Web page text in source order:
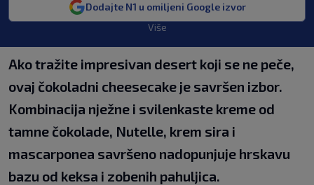
Dodajte N1 u omiljeni Google izvor
Više
Ako tražite impresivan desert koji se ne peče,
ovaj čokoladni cheesecake je savršen izbor.
Kombinacija nježne i svilenkaste kreme od
tamne čokolade, Nutelle, krem sira i
mascarponea savršeno nadopunjuje hrskavu
bazu od keksa i zobenih pahuljica.